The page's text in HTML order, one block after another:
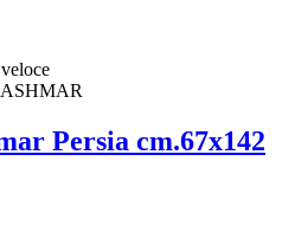
Persia cm.67x142